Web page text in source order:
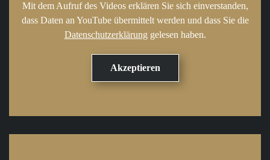
Mit dem Aufruf des Videos erklären Sie sich einverstanden,
dass Daten an YouTube übermittelt werden und dass Sie die
Datenschutzerklärung gelesen haben.